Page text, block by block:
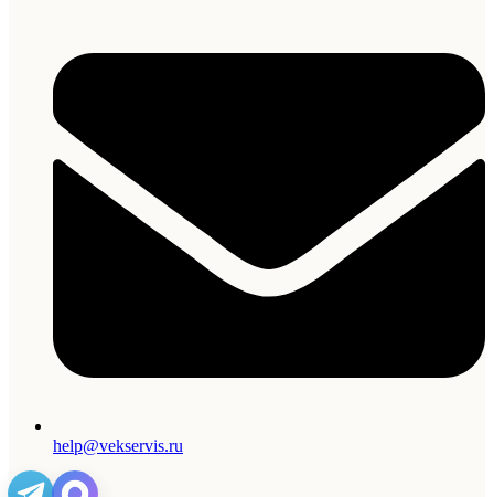
help@vekservis.ru